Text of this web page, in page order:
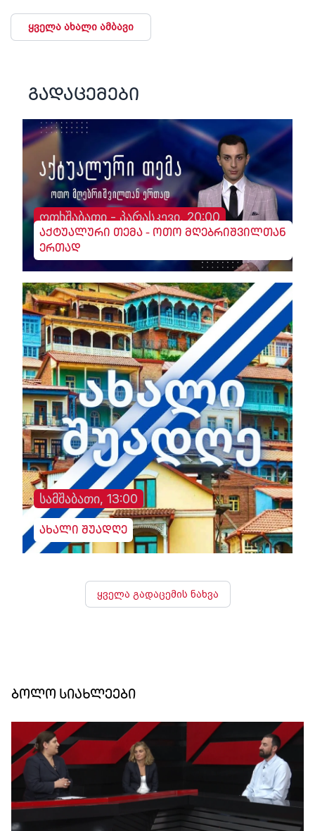
ყველა ახალი ამბავი
გადაცემები
ოთხშაბათი - პარასკევი, 20:00
აქტუალური თემა - ოთო მღებრიშვილთან
ერთად
სამშაბათი, 13:00
ახალი შუადღე
ყველა გადაცემის ნახვა
ბოლო სიახლეები